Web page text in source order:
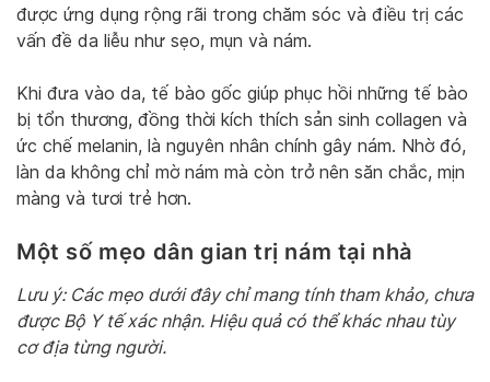
được ứng dụng rộng rãi trong chăm sóc và điều trị các
vấn đề da liễu như sẹo, mụn và nám.
Khi đưa vào da, tế bào gốc giúp phục hồi những tế bào
bị tổn thương, đồng thời kích thích sản sinh collagen và
ức chế melanin, là nguyên nhân chính gây nám. Nhờ đó,
làn da không chỉ mờ nám mà còn trở nên săn chắc, mịn
màng và tươi trẻ hơn.
Một số mẹo dân gian trị nám tại nhà
Lưu ý: Các mẹo dưới đây chỉ mang tính tham khảo, chưa
được Bộ Y tế xác nhận. Hiệu quả có thể khác nhau tùy
cơ địa từng người.